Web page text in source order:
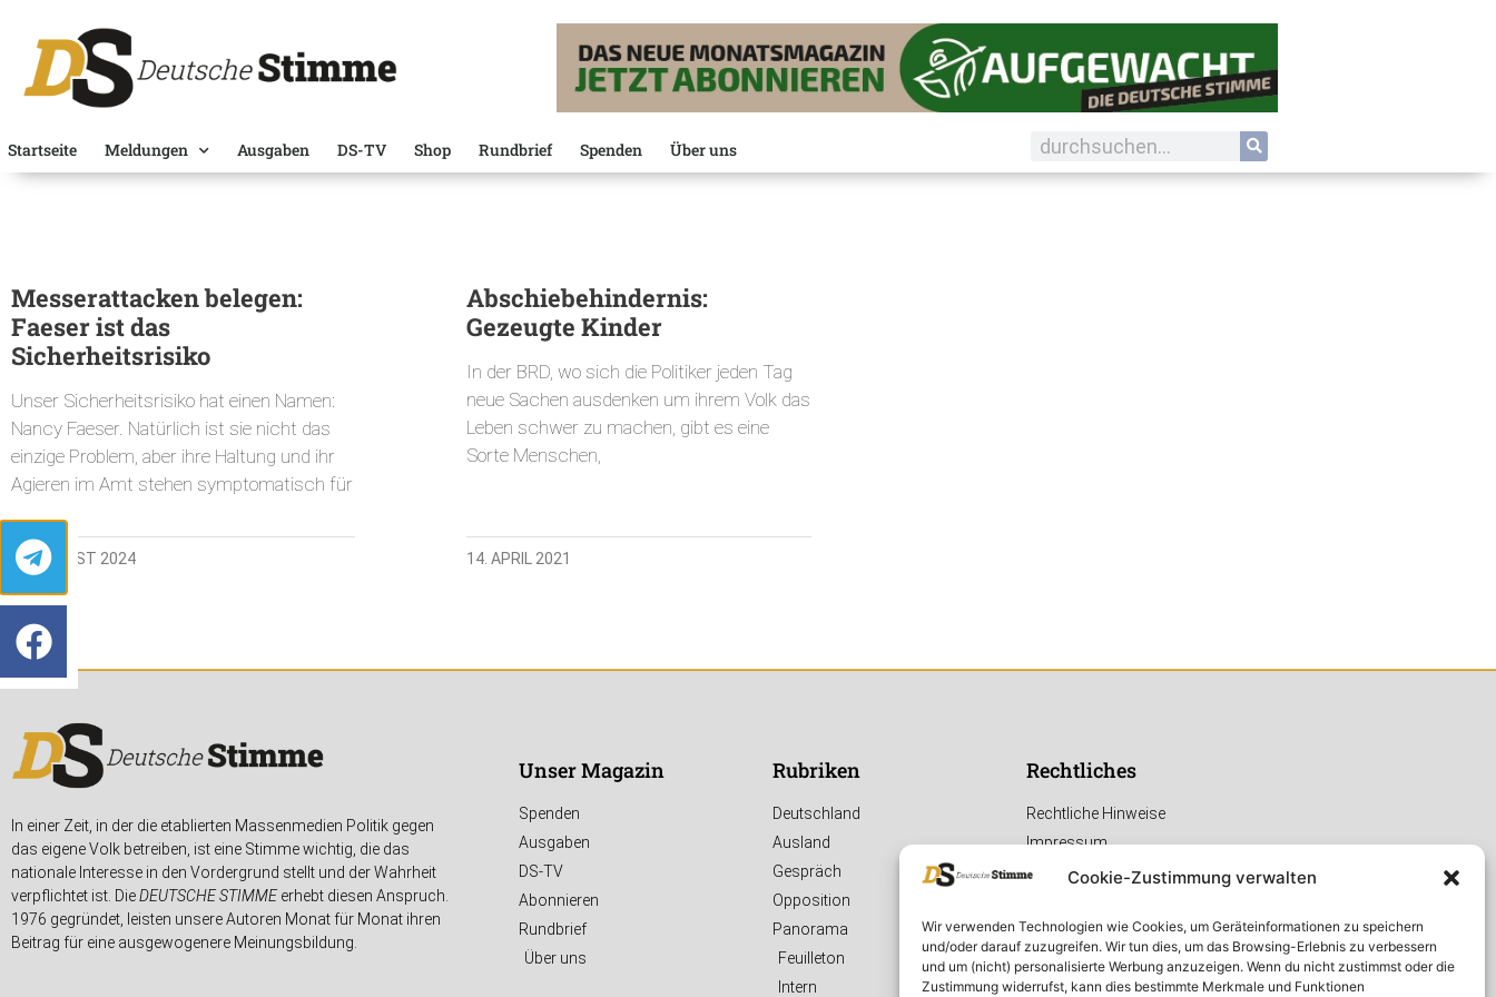
Cookie-Zustimmung verwalten
Wir verwenden Technologien wie Cookies, um Geräteinformationen zu speichern
und/oder darauf zuzugreifen. Wir tun dies, um das Browsing-Erlebnis zu verbessern
und um (nicht) personalisierte Werbung anzuzeigen. Wenn du nicht zustimmst oder die
Zustimmung widerrufst, kann dies bestimmte Merkmale und Funktionen
Startseite Meldungen Ausgaben DS-TV Shop Rundbrief Spenden Über uns
Messerattacken belegen:
Faeser ist das
Sicherheitsrisiko
Unser Sicherheitsrisiko hat einen Namen:
Nancy Faeser. Natürlich ist sie nicht das
einzige Problem, aber ihre Haltung und ihr
Agieren im Amt stehen symptomatisch für
27. AUGUST 2024
Abschiebehindernis:
Gezeugte Kinder
In der BRD, wo sich die Politiker jeden Tag
neue Sachen ausdenken um ihrem Volk das
Leben schwer zu machen, gibt es eine
Sorte Menschen,
14. APRIL 2021
In einer Zeit, in der die etablierten Massenmedien Politik gegen
das eigene Volk betreiben, ist eine Stimme wichtig, die das
nationale Interesse in den Vordergrund stellt und der Wahrheit
verpflichtet ist. DieDEUTSCHE STIMMEerhebt diesen Anspruch.
1976 gegründet, leisten unsere Autoren Monat für Monat ihren
Beitrag für eine ausgewogenere Meinungsbildung.
Unser Magazin
Spenden
Ausgaben
DS-TV
Abonnieren
Rundbrief
Über uns
Rubriken
Deutschland
Ausland
Gespräch
Opposition
Panorama
Feuilleton
Intern
Rechtliches
Rechtliche Hinweise
Impressum
Datenschutzerklärung